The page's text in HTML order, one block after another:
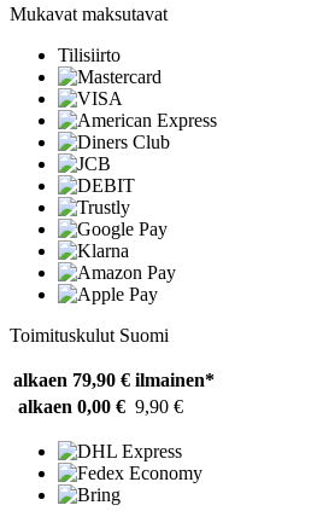
Mukavat maksutavat
Tilisiirto
Toimituskulut Suomi
alkaen 79,90 € ilmainen*
alkaen 0,00 € 9,90 €